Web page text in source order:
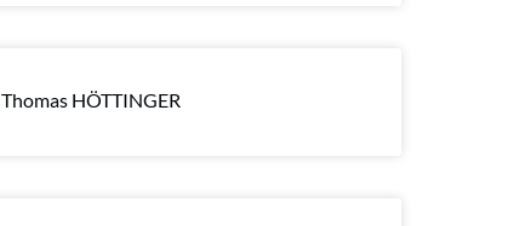
Thomas HÖTTINGER